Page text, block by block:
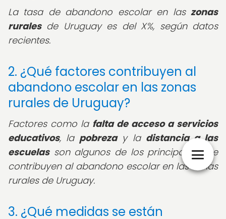
La tasa de abandono escolar en las zonas
ruralesde Uruguay es del X%, según datos
recientes.
2. ¿Qué factores contribuyen al
abandono escolar en las zonas
rurales de Uruguay?
Factores como la falta de acceso a servicios
educativos, la pobrezay la distancia a las
escuelasson algunos de los principales que
contribuyen al abandono escolar en las zonas
rurales de Uruguay.
3. ¿Qué medidas se están